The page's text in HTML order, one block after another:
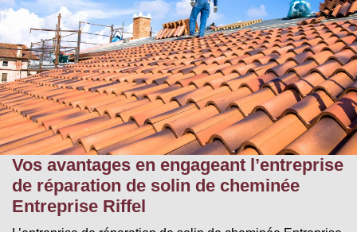
Vos avantages en engageant l’entreprise
de réparation de solin de cheminée
Entreprise Riffel